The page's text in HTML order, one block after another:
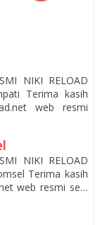
NIKI RELOAD
Terima kasih
web resmi
NIKI RELOAD
Terima kasih
web resmi se…